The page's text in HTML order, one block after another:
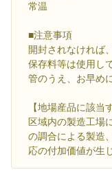
常温
■注意事項
開封されなければ
保存料等は使用し
管のうえ、お早め
【地場産品に該当
区域内の製造工場
の調合による製造
応の付加価値が生